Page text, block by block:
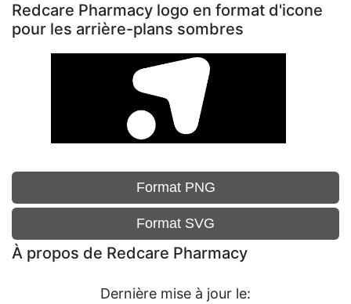
Redcare Pharmacy logo en format d'icone
pour les arrière-plans sombres
Format PNG
Format SVG
À propos de Redcare Pharmacy
Dernière mise à jour le: